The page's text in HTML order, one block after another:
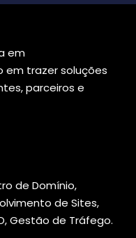
em
em trazer soluções
parceiros e
de Domínio,
de Sites,
Gestão de Tráfego.